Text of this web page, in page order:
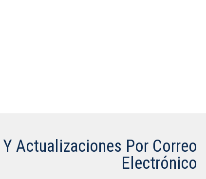
Actualizaciones Por Correo
Electrónico